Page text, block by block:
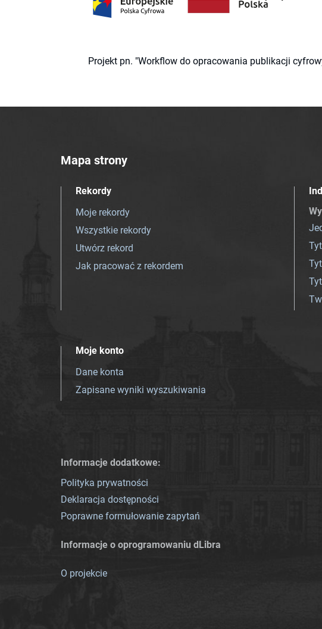
Projekt pn. "Workflow do opracowania publikacji
Mapa strony
Rekordy
Moje rekordy
Wszystkie rekordy
Utwórz rekord
Jak pracować z rekordem
Moje konto
Dane konta
Zapisane wyniki wyszukiwania
Informacje dodatkowe:
Polityka prywatności
Deklaracja dostępności
Poprawne formułowanie zapytań
Informacje o oprogramowaniu dLibra
O projekcie